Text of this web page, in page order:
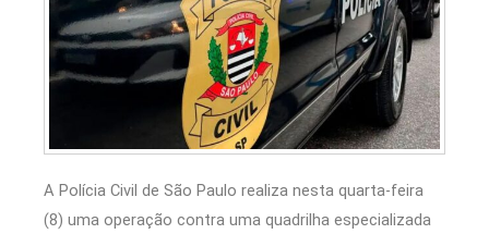
A Polícia Civil de São Paulo realiza nesta quarta-feira
(8) uma operação contra uma quadrilha especializada